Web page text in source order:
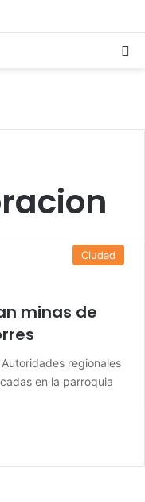
no tiene repuesto»
Ciudad
minas de
regionales
en la parroquia